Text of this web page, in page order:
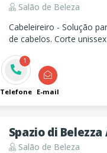
Salão de Beleza
Cabeleireiro - Solução
de cabelos. Corte unissex prótese capilar
peogressiva ,tratamentos
hair etc
1
Telefone E-mail
Spazio di Belezza
Salão de Beleza